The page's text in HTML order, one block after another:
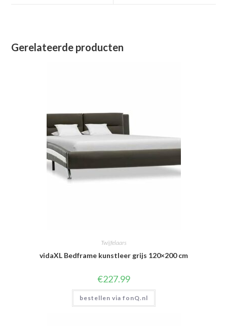
Gerelateerde producten
Twijfelaars
vidaXL Bedframe kunstleer grijs 120×200 cm
€227.99
bestellen via fonQ.nl